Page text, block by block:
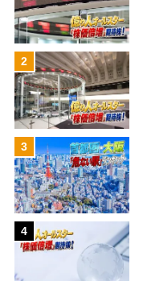
2
3
4